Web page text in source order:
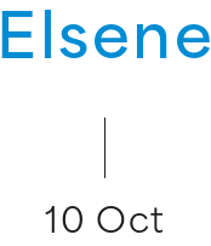
Elsene
10 Oct